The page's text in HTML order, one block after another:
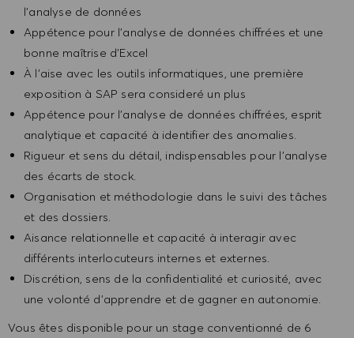
l’analyse de données
Appétence pour l’analyse de données chiffrées et une
bonne maîtrise d’Excel
À l’aise avec les outils informatiques, une première
exposition à SAP sera consideré un plus
Appétence pour l’analyse de données chiffrées, esprit
analytique et capacité à identifier des anomalies.
Rigueur et sens du détail, indispensables pour l’analyse
des écarts de stock.
Organisation et méthodologie dans le suivi des tâches
et des dossiers.
Aisance relationnelle et capacité à interagir avec
différents interlocuteurs internes et externes.
Discrétion, sens de la confidentialité et curiosité, avec
une volonté d’apprendre et de gagner en autonomie.
Vous êtes disponible pour un stage conventionné de 6